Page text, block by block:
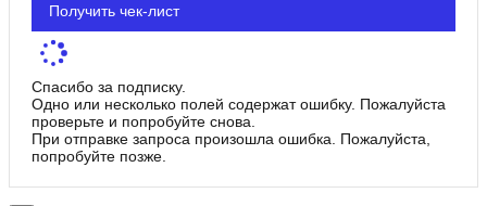
Получить чек-лист
Спасибо за подписку.
Одно или несколько полей содержат ошибку. Пожалуйста
проверьте и попробуйте снова.
При отправке запроса произошла ошибка. Пожалуйста,
попробуйте позже.